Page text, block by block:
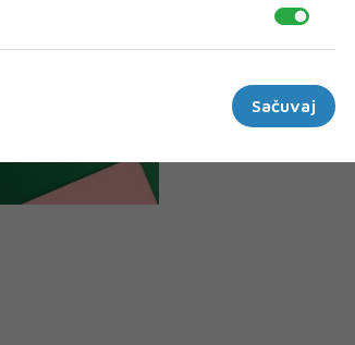
Dana
festivala su
Sačuvaj